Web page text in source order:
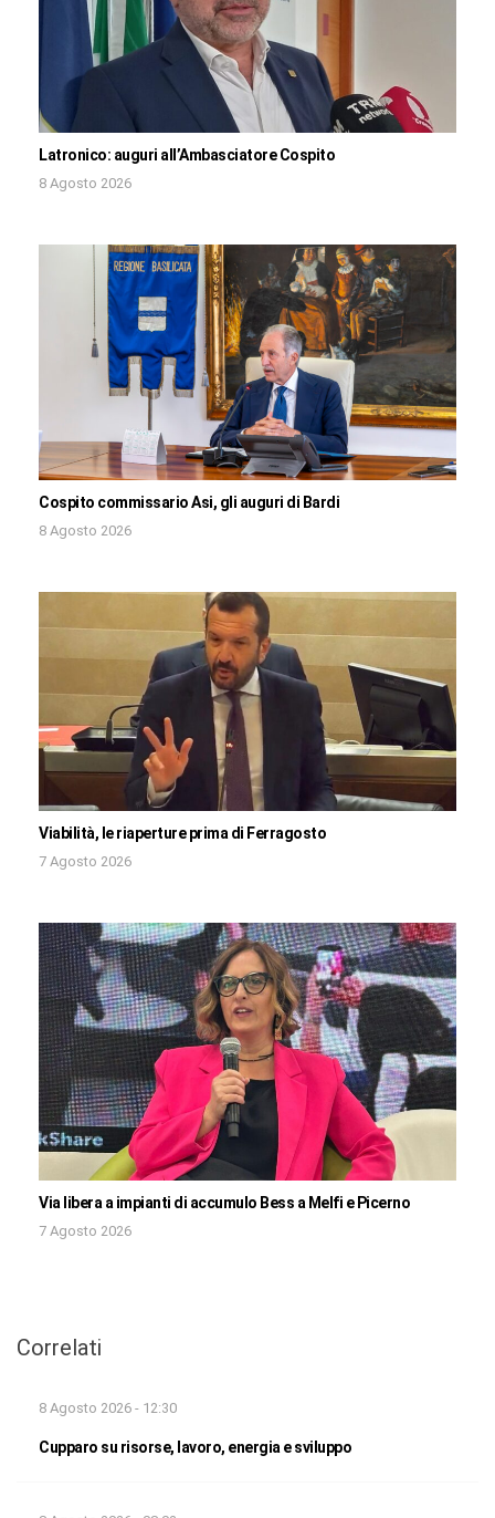
Latronico: auguri all’Ambasciatore Cospito
8 Agosto 2026
Cospito commissario Asi, gli auguri di Bardi
8 Agosto 2026
Viabilità, le riaperture prima di Ferragosto
7 Agosto 2026
Via libera a impianti di accumulo Bess a Melfi e Picerno
7 Agosto 2026
Correlati
8 Agosto 2026 - 12:30
Cupparo su risorse, lavoro, energia e sviluppo